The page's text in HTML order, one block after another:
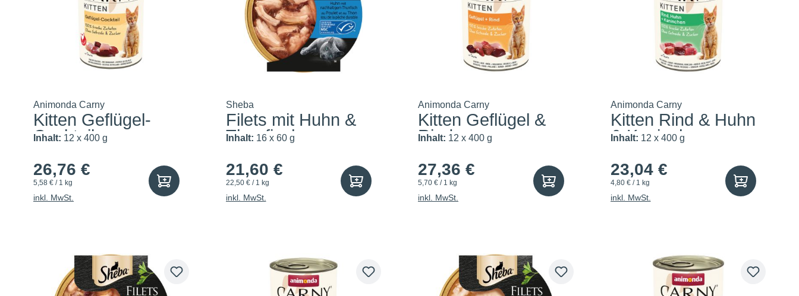
Animonda Carny
Kitten Geflügel-
Cocktail
Inhalt: 12 x 400 g
26,76 €
5,58 € / 1 kg
inkl. MwSt.
Sheba
Filets mit Huhn &
Thunfisch
Inhalt: 16 x 60 g
21,60 €
22,50 € / 1 kg
inkl. MwSt.
Animonda Carny
Kitten Geflügel &
Rind
Inhalt: 12 x 400 g
27,36 €
5,70 € / 1 kg
inkl. MwSt.
Animonda Carny
Kitten Rind & Huhn
& Kaninchen
Inhalt: 12 x 400 g
23,04 €
4,80 € / 1 kg
inkl. MwSt.